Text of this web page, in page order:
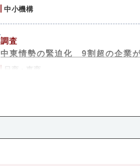
中小機構
調査
中東情勢の緊迫化 9割超の企業
日商・東商